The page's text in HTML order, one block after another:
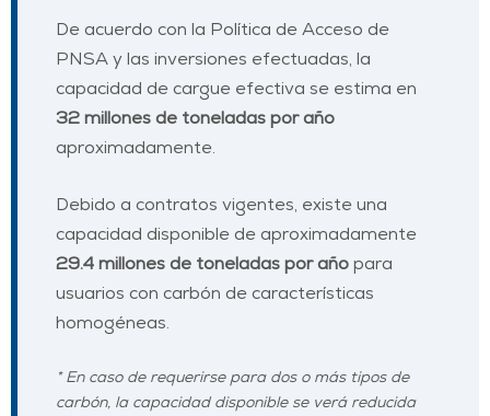
De acuerdo con la Política de Acceso de
PNSA y las inversiones efectuadas, la
capacidad de cargue efectiva se estima en
32 millones de toneladas por año
aproximadamente.
Debido a contratos vigentes, existe una
capacidad disponible de aproximadamente
29.4 millones de toneladas por añopara
usuarios con carbón de características
homogéneas.
* En caso de requerirse para dos o más tipos de
carbón, la capacidad disponible se verá reducida